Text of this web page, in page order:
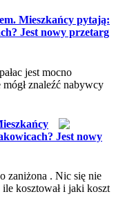
Mieszkańcy pytają:
Jest nowy przetarg
jest mocno
mógł znaleźć nabywcy
Jest nowy
zaniżona . Nic się nie
kosztował i jaki koszt